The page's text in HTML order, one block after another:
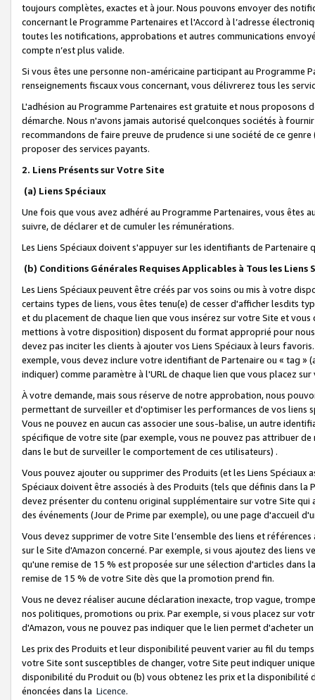
toujours complètes, exactes et à jour. Nous pouvons envoyer des
concernant le Programme Partenaires et l'Accord à l’adresse
toutes les notifications, approbations et autres communications
compte n’est plus valide.
Si vous êtes une personne non-américaine participant au
renseignements fiscaux vous concernant, vous délivrerez tous les
L'adhésion au Programme Partenaires est gratuite et nous proposons
démarche. Nous n'avons jamais autorisé quelconques sociétés à
recommandons de faire preuve de prudence si une société de ce
proposer des services payants.
2. Liens Présents sur Votre Site
(a) Liens Spéciaux
Une fois que vous avez adhéré au Programme Partenaires, vous êtes
suivre, de déclarer et de cumuler les rémunérations.
Les Liens Spéciaux doivent s'appuyer sur les identifiants de Partenaire
(b) Conditions Générales Requises Applicables à Tous les Liens
Les Liens Spéciaux peuvent être créés par vos soins ou mis à votre
certains types de liens, vous êtes tenu(e) de cesser d'afficher lesdits
et du placement de chaque lien que vous insérez sur votre Site et
mettions à votre disposition) disposent du format approprié pour
devez pas inciter les clients à ajouter vos Liens Spéciaux à leurs
exemple, vous devez inclure votre identifiant de Partenaire ou « tag
indiquer) comme paramètre à l'URL de chaque lien que vous placez
À votre demande, mais sous réserve de notre approbation, nous
permettant de surveiller et d'optimiser les performances de vos liens
Vous ne pouvez en aucun cas associer une sous-balise, un autre
spécifique de votre site (par exemple, vous ne pouvez pas attribuer
dans le but de surveiller le comportement de ces utilisateurs) .
Vous pouvez ajouter ou supprimer des Produits (et les Liens
Spéciaux doivent être associés à des Produits (tels que définis dans
devez présenter du contenu original supplémentaire sur votre Site qui
des événements (Jour de Prime par exemple), ou une page d'accueil
Vous devez supprimer de votre Site l’ensemble des liens et
sur le Site d'Amazon concerné. Par exemple, si vous ajoutez des
qu'une remise de 15 % est proposée sur une sélection d'articles
remise de 15 % de votre Site dès que la promotion prend fin.
Vous ne devez réaliser aucune déclaration inexacte, trop vague,
nos politiques, promotions ou prix. Par exemple, si vous placez sur
d'Amazon, vous ne pouvez pas indiquer que le lien permet d'acheter
Les prix des Produits et leur disponibilité peuvent varier au fil du
votre Site sont susceptibles de changer, votre Site peut indiquer
disponibilité du Produit ou (b) vous obtenez les prix et la disponibilité
énoncées dans la Licence.